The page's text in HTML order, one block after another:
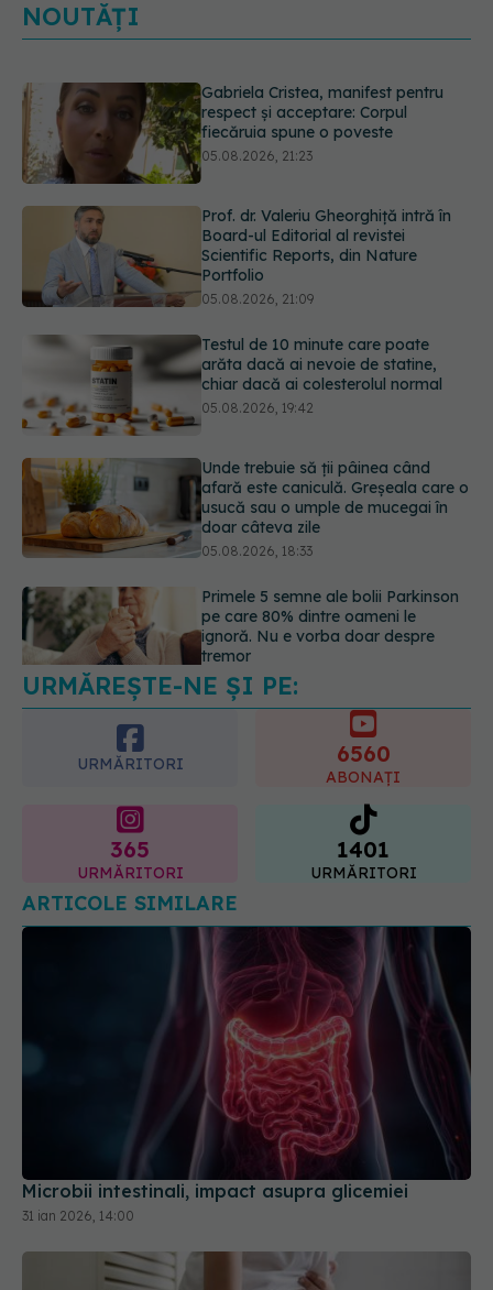
NOUTĂȚI
Prof. dr. Valeriu Gheorghiță intră în
Board-ul Editorial al revistei
Scientific Reports, din Nature
Portfolio
Testul de 10 minute care poate
arăta dacă ai nevoie de statine,
chiar dacă ai colesterolul normal
05.08.2026, 19:42
Unde trebuie să ții pâinea când
afară este caniculă. Greșeala care o
usucă sau o umple de mucegai în
doar câteva zile
Primele 5 semne ale bolii Parkinson
pe care 80% dintre oameni le
ignoră. Nu e vorba doar despre
tremor
05.08.2026, 17:31
Gabriela Cristea, manifest pentru
respect și acceptare: Corpul
fiecăruia spune o poveste
05.08.2026, 21:23
URMĂREȘTE-NE ȘI PE:
URMĂRITORI 6560
ABONAȚI
365
URMĂRITORI
1401
URMĂRITORI
ARTICOLE SIMILARE
Microbii intestinali, impact asupra glicemiei
31 ian 2026, 14:00